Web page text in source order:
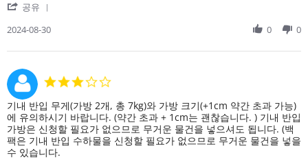
냉
고
럼
가
웠
고,
출
발
렴
약
했
는
데
냉
공유
on
Aug
2024
2024-08-30 0 0
rating
Review
by
on
15
Feb
review
stating
LCC
기내 반입 무게(가방 2개, 총 7kg)와 가방 크기(+1cm 약간 초과 가능)
에 유의하시기 바랍니다. (약간 초과 + 1cm는 괜찮습니다. ) 기내 반입
가방은 신청할 필요가 없으므로 무거운 물건을 넣으셔도 됩니다. (백
팩은 기내 반입 수하물을 신청할 필요가 없으므로 무거운 물건을 넣을
수 있습니다.